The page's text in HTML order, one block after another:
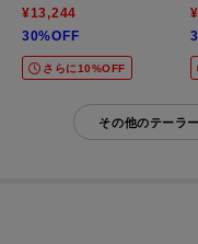
¥13,244
30%OFF
さらに10%OFF
その他のテーラ